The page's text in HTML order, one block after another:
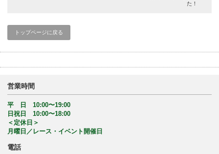
た！
トップページに戻る
営業時間
平 日 10:00〜19:00
日祝日 10:00〜18:00
＜定休日＞
月曜日／レース・イベント開催日
電話